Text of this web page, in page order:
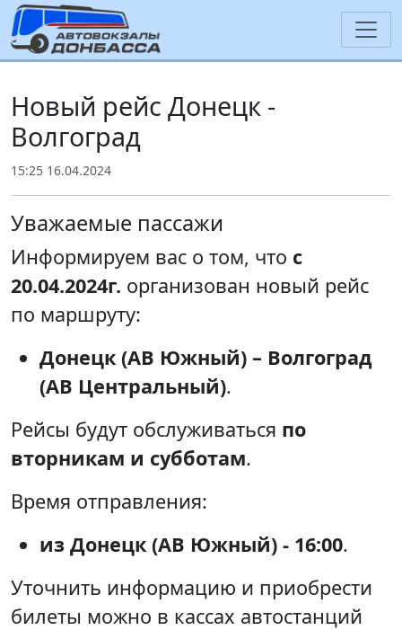
Новый рейс Донецк -
Волгоград
15:25 16.04.2024
Уважаемые пассажи
Информируем вас о том, что с
20.04.2024г. организован новый рейс
по маршруту:
Донецк (АВ Южный) – Волгоград
(АВ Центральный).
Рейсы будут обслуживаться по
вторникам и субботам.
Время отправления:
из Донецк (АВ Южный) - 16:00.
Уточнить информацию и приобрести
билеты можно в кассах автостанций